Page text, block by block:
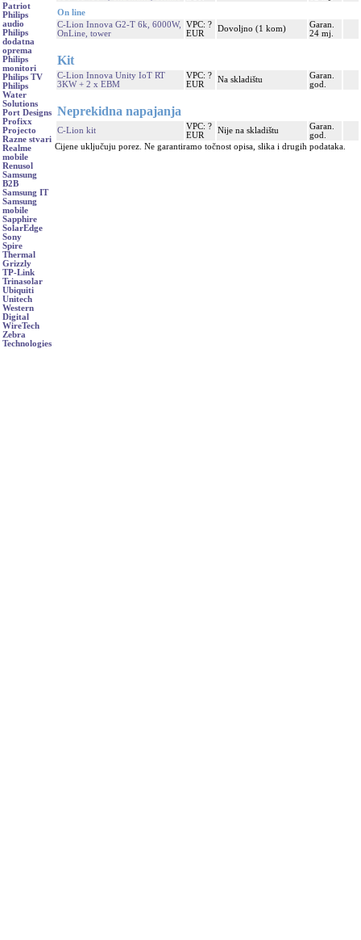
Patriot
Philips
audio
Philips
dodatna
oprema
Philips
monitori
Philips TV
Philips
Water
Solutions
Port Designs
Profixx
Projecto
Razne stvari
Realme
mobile
Renusol
Samsung
B2B
Samsung IT
Samsung
mobile
Sapphire
SolarEdge
Sony
Spire
Thermal
Grizzly
TP-Link
Trinasolar
Ubiquiti
Unitech
Western
Digital
WireTech
Zebra
Technologies
On line
C-Lion Innova G2-T 6k, 6000W,
OnLine, tower
VPC: ?
EUR
Dovoljno (1 kom)
Garan.
24 mj.
Kit
C-Lion Innova Unity IoT RT
3KW + 2 x EBM
VPC: ?
EUR
Na skladištu
Garan.
god.
Neprekidna napajanja
C-Lion kit
VPC: ?
EUR
Nije na skladištu
Garan.
god.
Cijene uključuju porez. Ne garantiramo točnost opisa, slika i drugih podataka.